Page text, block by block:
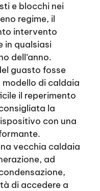
e blocchi nei
regime, il
intervento
in qualsiasi
dell’anno.
guasto fosse
di caldaia
il reperimento
la
con una
vecchia caldaia
ad
di accedere a